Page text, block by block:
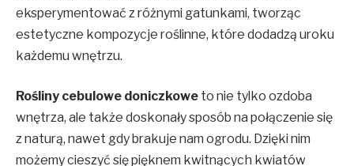
eksperymentować z różnymi gatunkami, tworząc
estetyczne kompozycje roślinne, które dodadzą uroku
każdemu wnętrzu.
Rośliny cebulowe doniczkowe to nie tylko ozdoba
wnętrza, ale także doskonały sposób na połączenie się
z naturą, nawet gdy brakuje nam ogrodu. Dzięki nim
możemy cieszyć się pięknem kwitnących kwiatów